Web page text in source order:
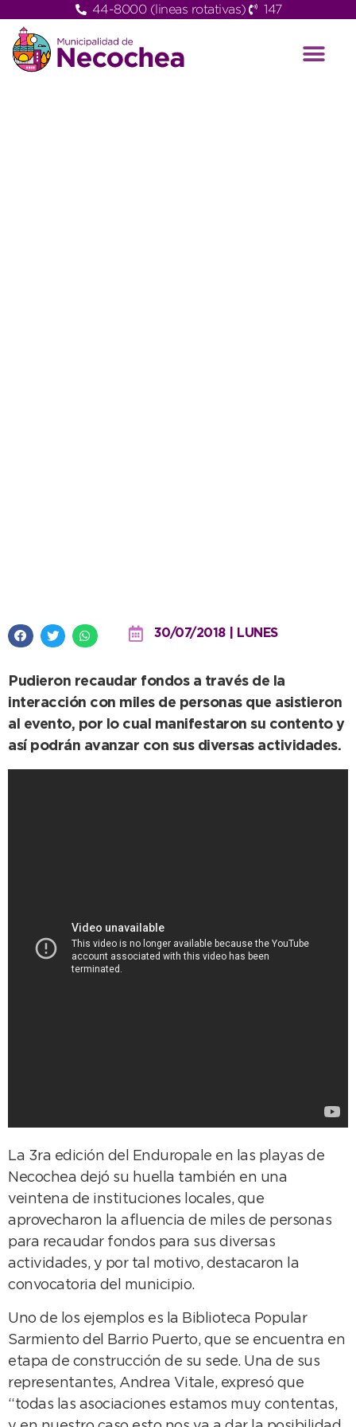
44-8000 (lineas rotativas) 147
30/07/2018 | LUNES
Pudieron recaudar fondos a través de la
interacción con miles de personas que asistieron
al evento, por lo cual manifestaron su contento y
así podrán avanzar con sus diversas actividades.
La 3ra edición del Enduropale en las playas de
Necochea dejó su huella también en una
veintena de instituciones locales, que
aprovecharon la afluencia de miles de personas
para recaudar fondos para sus diversas
actividades, y por tal motivo, destacaron la
convocatoria del municipio.
Uno de los ejemplos es la Biblioteca Popular
Sarmiento del Barrio Puerto, que se encuentra en
etapa de construcción de su sede. Una de sus
representantes, Andrea Vitale, expresó que
“todas las asociaciones estamos muy contentas,